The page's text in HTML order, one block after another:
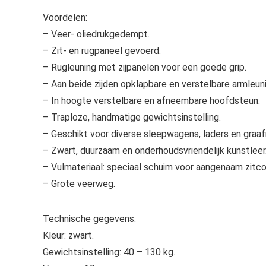
Voordelen:
– Veer- oliedrukgedempt.
– Zit- en rugpaneel gevoerd.
– Rugleuning met zijpanelen voor een goede grip.
– Aan beide zijden opklapbare en verstelbare
– In hoogte verstelbare en afneembare hoofdsteun.
– Traploze, handmatige gewichtsinstelling.
– Geschikt voor diverse sleepwagens, laders en
– Zwart, duurzaam en onderhoudsvriendelijk kunstleer.
– Vulmateriaal: speciaal schuim voor aangenaam
– Grote veerweg.
Technische gegevens:
Kleur: zwart.
Gewichtsinstelling: 40 – 130 kg.